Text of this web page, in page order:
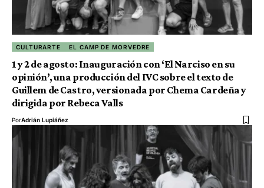
CULTURARTE EL CAMP DE MORVEDRE
1 y 2 de agosto: Inauguración con ‘El Narciso en su
opinión’, una producción del IVC sobre el texto de
Guillem de Castro, versionada por Chema Cardeña y
dirigida por Rebeca Valls
PorAdrián Lupiáñez